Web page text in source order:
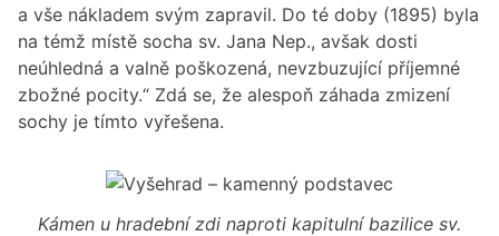
a vše nákladem svým zapravil. Do té doby (1895) byla
na témž místě socha sv. Jana Nep., avšak dosti
neúhledná a valně poškozená, nevzbuzující příjemné
zbožné pocity.“ Zdá se, že alespoň záhada zmizení
sochy je tímto vyřešena.
Kámen u hradební zdi naproti kapitulní bazilice sv.